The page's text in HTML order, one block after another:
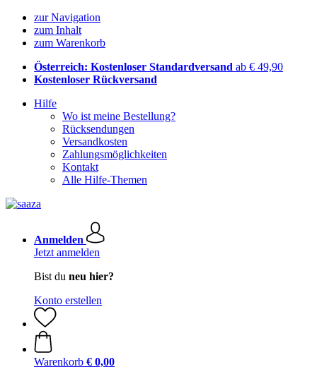
zur Navigation
zum Inhalt
zum Warenkorb
Österreich: Kostenloser Standardversand ab € 49,90
Kostenloser Rückversand
Hilfe
Wo ist meine Bestellung?
Rücksendungen
Versandkosten
Zahlungsmöglichkeiten
Kontakt
Alle Hilfe-Themen
Anmelden
Jetzt anmelden
Bist du neu hier?
Konto erstellen
Warenkorb € 0,00